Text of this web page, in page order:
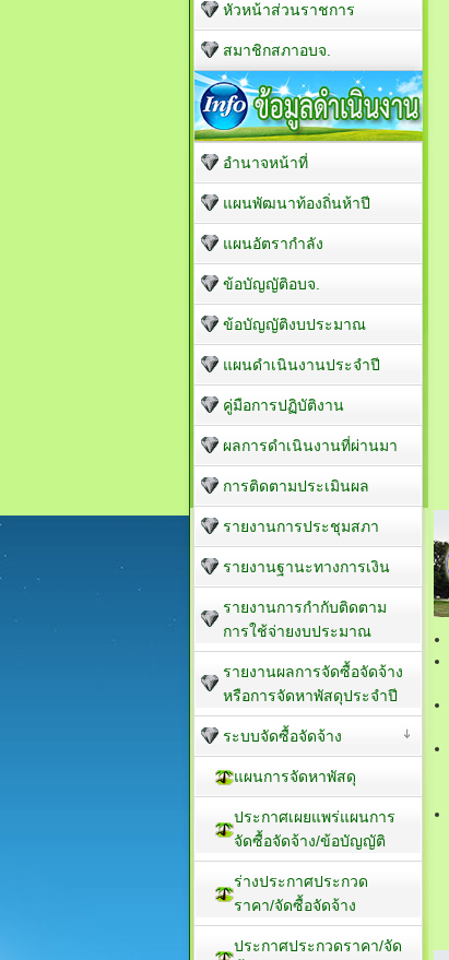
หัวหน้าส่วนราชการ
สมาชิกสภาอบจ.
อำนาจหน้าที่
แผนพัฒนาท้องถิ่นห้าปี
แผนอัตรากำลัง
ข้อบัญญัติอบจ.
ข้อบัญญัติงบประมาณ
แผนดำเนินงานประจำปี
คู่มือการปฏิบัติงาน
ผลการดำเนินงานที่ผ่านมา
การติดตามประเมินผล
รายงานการประชุมสภา
รายงานฐานะทางการเงิน
รายงานการกำกับติดตาม
การใช้จ่ายงบประมาณ
รายงานผลการจัดซื้อจัดจ้าง
หรือการจัดหาพัสดุประจำปี
ระบบจัดซื้อจัดจ้าง
แผนการจัดหาพัสดุ
ประกาศเผยแพร่แผนการ
จัดซื้อจัดจ้าง/ข้อบัญญัติ
ร่างประกาศประกวด
ราคา/จัดซื้อจัดจ้าง
ประกาศประกวดราคา/จัด